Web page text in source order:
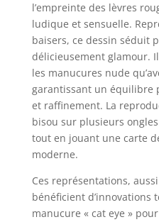
l’empreinte des lèvres
ludique et sensuelle.
baisers, ce dessin séduit
délicieusement glamour.
les manucures nude
garantissant un équilibre
et raffinement. La
bisou sur plusieurs
tout en jouant une carte
moderne.
Ces représentations,
bénéficient d’innovations
manucure « cat eye »